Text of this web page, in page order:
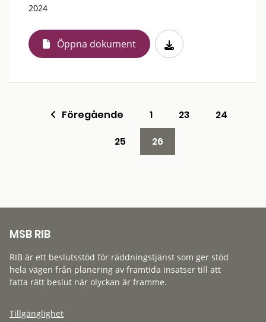
2024
Öppna dokument
Föregående 1 23
24
25
26
MSB RIB
RIB är ett beslutsstöd för räddningstjänst som ger stöd
hela vägen från planering av framtida insatser till att
fatta rätt beslut när olyckan är framme.
Tillgänglighet